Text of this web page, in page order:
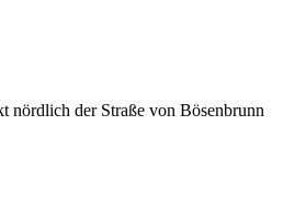
der Straße von Bösenbrunn